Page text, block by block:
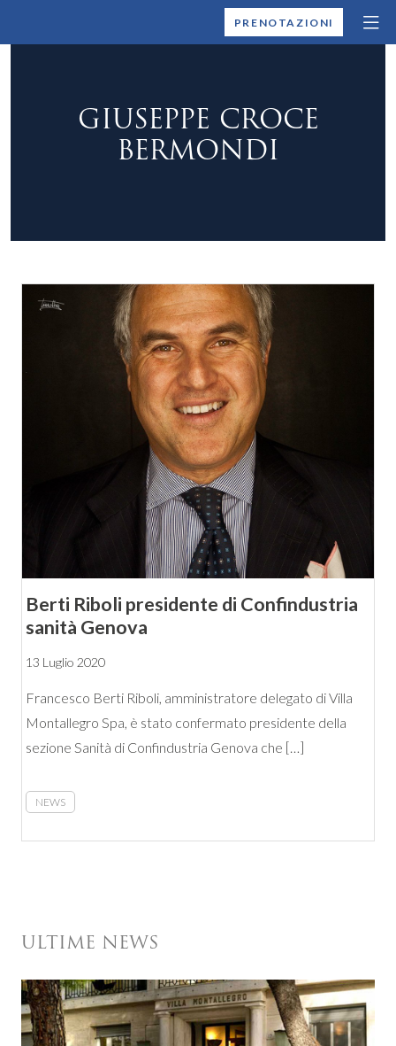
MONTALLEGROPRENOTAZIONI
GIUSEPPE CROCE
BERMONDI
Berti Riboli presidente di Confindustria
sanità Genova
13 Luglio 2020
Francesco Berti Riboli, amministratore delegato di Villa
Montallegro Spa, è stato confermato presidente della
sezione Sanità di Confindustria Genova che […]
NEWS
ULTIME NEWS